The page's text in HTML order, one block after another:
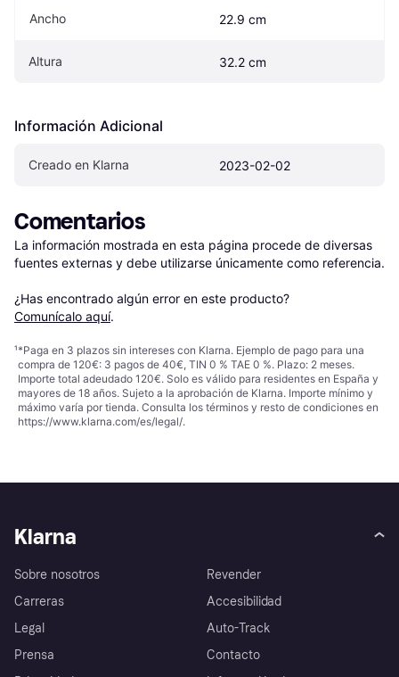
Ancho 22.9 cm
Altura 32.2 cm
Información Adicional
Creado en Klarna 2023-02-02
Comentarios
La información mostrada en esta página procede de diversas
fuentes externas y debe utilizarse únicamente como referencia.
¿Has encontrado algún error en este producto?
Comunícalo aquí.
¹*Paga en 3 plazos sin intereses con Klarna. Ejemplo de pago para una
compra de 120€: 3 pagos de 40€, TIN 0 % TAE 0 %. Plazo: 2 meses.
Importe total adeudado 120€. Solo es válido para residentes en España y
mayores de 18 años. Sujeto a la aprobación de Klarna. Importe mínimo y
máximo varía por tienda. Consulta los términos y resto de condiciones en
https://www.klarna.com/es/legal/.
Klarna
Sobre nosotros
Carreras
Legal
Prensa
Revender
Accesibilidad
Auto-Track
Contacto